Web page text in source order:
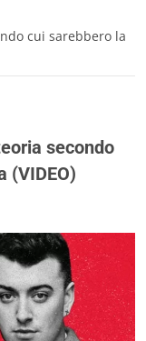
cui sarebbero la
secondo
(VIDEO)